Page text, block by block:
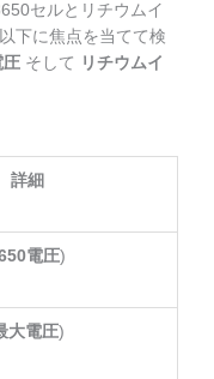
セルとリチウムイ
下に焦点を当てて検
圧 そして リチウムイ
詳細
電圧)
大電圧)